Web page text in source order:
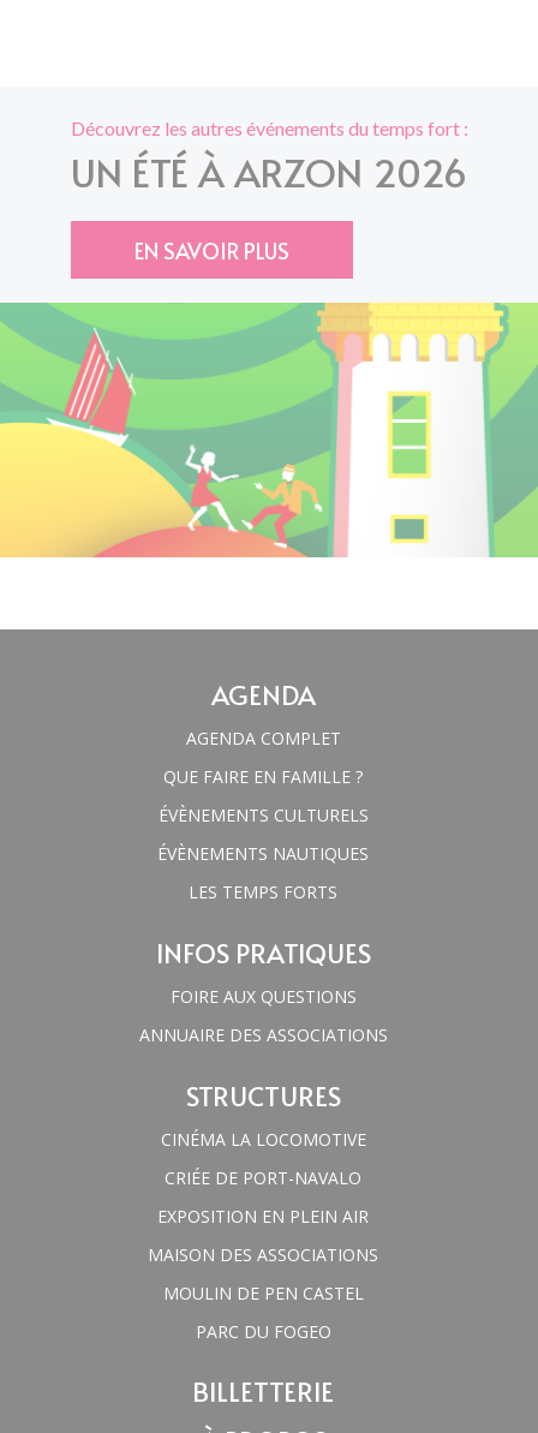
Découvrez les autres événements du temps fort :
UN ÉTÉ À ARZON 2026
EN SAVOIR PLUS
AGENDA
AGENDA COMPLET
QUE FAIRE EN FAMILLE ?
ÉVÈNEMENTS CULTURELS
ÉVÈNEMENTS NAUTIQUES
LES TEMPS FORTS
INFOS PRATIQUES
FOIRE AUX QUESTIONS
ANNUAIRE DES ASSOCIATIONS
STRUCTURES
CINÉMA LA LOCOMOTIVE
CRIÉE DE PORT-NAVALO
EXPOSITION EN PLEIN AIR
MAISON DES ASSOCIATIONS
MOULIN DE PEN CASTEL
PARC DU FOGEO
BILLETTERIE